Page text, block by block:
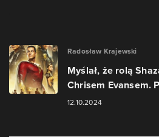
Radosław Krajewski
Myślał, że rolą
Chrisem Evansem.
12.10.2024